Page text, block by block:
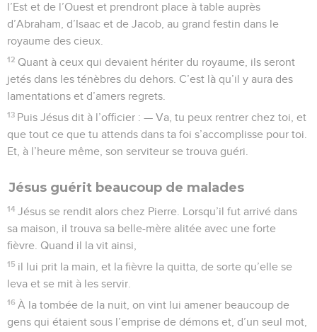
l’Est et de l’Ouest et prendront place à table auprès
d’Abraham, d’Isaac et de Jacob, au grand festin dans le
royaume des cieux.
12 Quant à ceux qui devaient hériter du royaume, ils seront
jetés dans les ténèbres du dehors. C’est là qu’il y aura des
lamentations et d’amers regrets.
13 Puis Jésus dit à l’officier : — Va, tu peux rentrer chez toi, et
que tout ce que tu attends dans ta foi s’accomplisse pour toi.
Et, à l’heure même, son serviteur se trouva guéri.
Jésus guérit beaucoup de malades
14 Jésus se rendit alors chez Pierre. Lorsqu’il fut arrivé dans
sa maison, il trouva sa belle-mère alitée avec une forte
fièvre. Quand il la vit ainsi,
15 il lui prit la main, et la fièvre la quitta, de sorte qu’elle se
leva et se mit à les servir.
16 À la tombée de la nuit, on vint lui amener beaucoup de
gens qui étaient sous l’emprise de démons et, d’un seul mot,